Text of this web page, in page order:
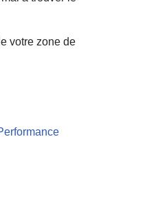
votre zone de